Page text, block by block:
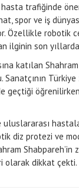
hasta trafiğinde
spor ve iş
Özellikle robotik
ilginin son
katılan
geçtiği
uluslararası
diz protezi ve
olarak dikkat çekti.